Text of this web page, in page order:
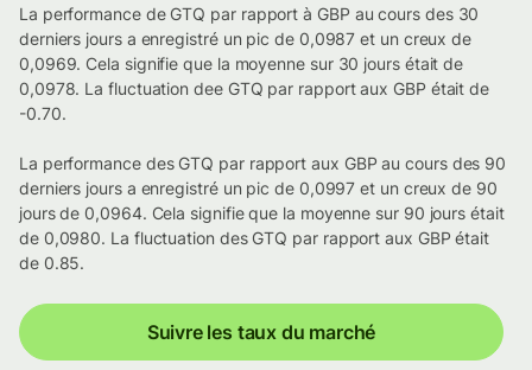
La performance de GTQ par rapport à GBP au cours des 30
derniers jours a enregistré un pic de 0,0987 et un creux de
0,0969. Cela signifie que la moyenne sur 30 jours était de
0,0978. La fluctuation dee GTQ par rapport aux GBP était de
-0.70.
La performance des GTQ par rapport aux GBP au cours des 90
derniers jours a enregistré un pic de 0,0997 et un creux de 90
jours de 0,0964. Cela signifie que la moyenne sur 90 jours était
de 0,0980. La fluctuation des GTQ par rapport aux GBP était
de 0.85.
Suivre les taux du marché